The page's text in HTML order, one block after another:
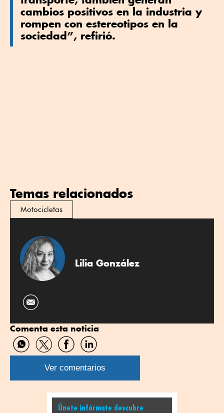
cambios positivos en la industria y
rompen con estereotipos en la
sociedad”, refirió.
Temas relacionados
Motocicletas
Lilia González
Comenta esta noticia
Compartir
por
WhatsApp
Compartir
por
Twitter
Compartir
por
Facebook
Compartir
por
Linkedin
Ver comentarios
Únete infórmate descubre